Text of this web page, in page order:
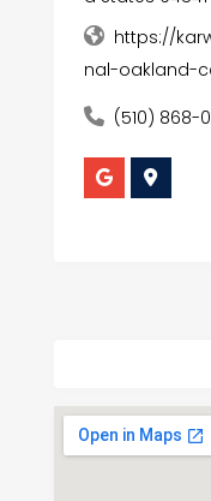
https://
nal-oakland-
(510) 868-